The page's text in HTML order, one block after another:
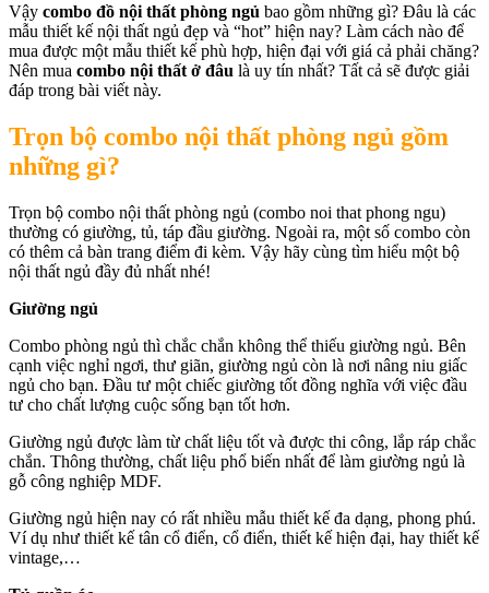
Vậy combo đồ nội thất phòng ngủ bao gồm những gì? Đâu là các
mẫu thiết kế nội thất ngủ đẹp và “hot” hiện nay? Làm cách nào để
mua được một mẫu thiết kế phù hợp, hiện đại với giá cả phải chăng?
Nên mua combo nội thất ở đâu là uy tín nhất? Tất cả sẽ được giải
đáp trong bài viết này.
Trọn bộ combo nội thất phòng ngủ gồm
những gì?
Trọn bộ combo nội thất phòng ngủ (combo noi that phong ngu)
thường có giường, tủ, táp đầu giường. Ngoài ra, một số combo còn
có thêm cả bàn trang điểm đi kèm. Vậy hãy cùng tìm hiểu một bộ
nội thất ngủ đầy đủ nhất nhé!
Giường ngủ
Combo phòng ngủ thì chắc chắn không thể thiếu giường ngủ. Bên
cạnh việc nghỉ ngơi, thư giãn, giường ngủ còn là nơi nâng niu giấc
ngủ cho bạn. Đầu tư một chiếc giường tốt đồng nghĩa với việc đầu
tư cho chất lượng cuộc sống bạn tốt hơn.
Giường ngủ được làm từ chất liệu tốt và được thi công, lắp ráp chắc
chắn. Thông thường, chất liệu phổ biến nhất để làm giường ngủ là
gỗ công nghiệp MDF.
Giường ngủ hiện nay có rất nhiều mẫu thiết kế đa dạng, phong phú.
Ví dụ như thiết kế tân cổ điển, cổ điển, thiết kế hiện đại, hay thiết kế
vintage,…